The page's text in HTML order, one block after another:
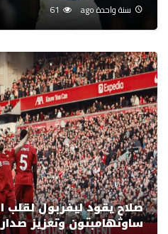
سنة واحدة ago 61
صلاح يقود ليفربول لقلب
ساوثهامبتون وتعزيز